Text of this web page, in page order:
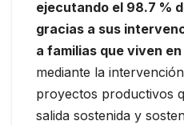
ejecutando el 98.7 %
gracias a sus
a familias que viven
mediante la
proyectos productivos
salida sostenida y